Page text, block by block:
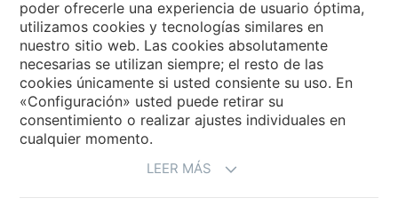
Forbo Movement Systems
Seleccione un país
poder ofrecerle una experiencia de usuario óptima,
utilizamos cookies y tecnologías similares en
nuestro sitio web. Las cookies absolutamente
necesarias se utilizan siempre; el resto de las
cookies únicamente si usted consiente su uso. En
«Configuración» usted puede retirar su
consentimiento o realizar ajustes individuales en
cualquier momento.
LEER MÁS